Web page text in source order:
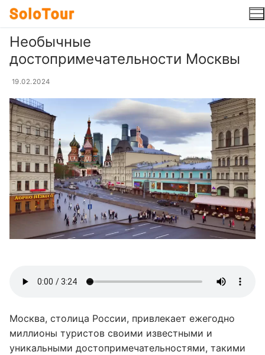
Перейти
содержимому
Необычные
достопримечательности Москвы
19.02.2024
Москва, столица России, привлекает ежегодно
миллионы туристов своими известными и
уникальными достопримечательностями, такими